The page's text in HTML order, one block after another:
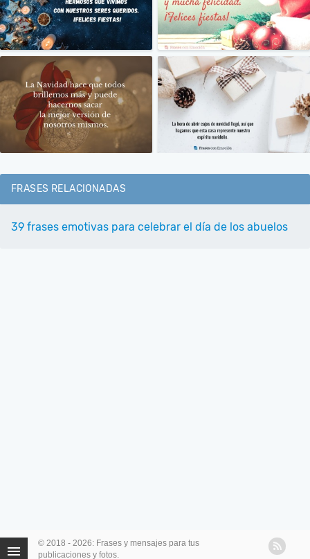
FRASES RELACIONADAS
39 frases emotivas para celebrar el día de los abuelos
© 2018 - 2026: Frases y mensajes para tus
publicaciones y fotos.